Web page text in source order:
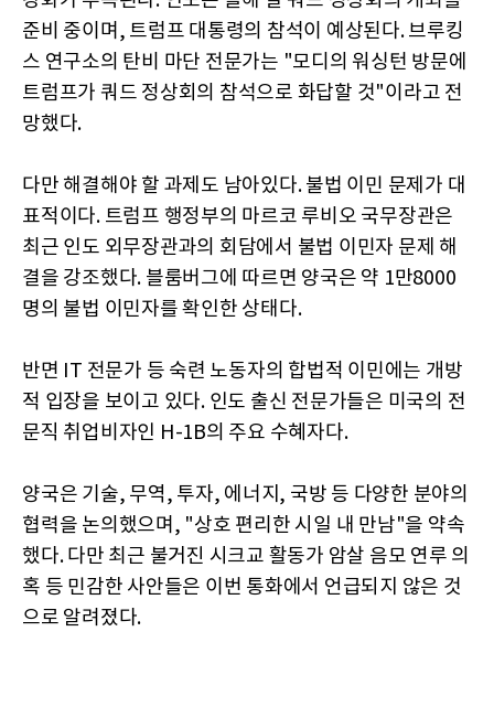
준비 중이며, 트럼프 대통령의 참석이 예상된다. 브루킹
스 연구소의 탄비 마단 전문가는 "모디의 워싱턴 방문에
트럼프가 쿼드 정상회의 참석으로 화답할 것"이라고 전
망했다.
다만 해결해야 할 과제도 남아있다. 불법 이민 문제가 대
표적이다. 트럼프 행정부의 마르코 루비오 국무장관은
최근 인도 외무장관과의 회담에서 불법 이민자 문제 해
결을 강조했다. 블룸버그에 따르면 양국은 약 1만8000
명의 불법 이민자를 확인한 상태다.
반면 IT 전문가 등 숙련 노동자의 합법적 이민에는 개방
적 입장을 보이고 있다. 인도 출신 전문가들은 미국의 전
문직 취업비자인 H-1B의 주요 수혜자다.
양국은 기술, 무역, 투자, 에너지, 국방 등 다양한 분야의
협력을 논의했으며, "상호 편리한 시일 내 만남"을 약속
했다. 다만 최근 불거진 시크교 활동가 암살 음모 연루 의
혹 등 민감한 사안들은 이번 통화에서 언급되지 않은 것
으로 알려졌다.